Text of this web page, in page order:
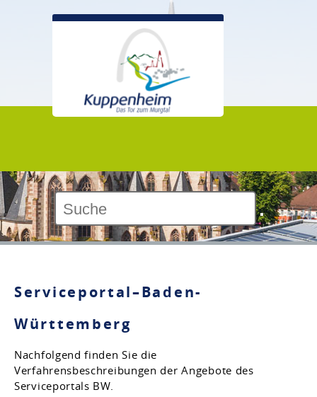
Serviceportal–Baden-
Württemberg
Nachfolgend finden Sie die
Verfahrensbeschreibungen der Angebote des
Serviceportals BW.